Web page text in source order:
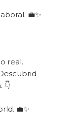
💼✨
real.
👇
💼✨